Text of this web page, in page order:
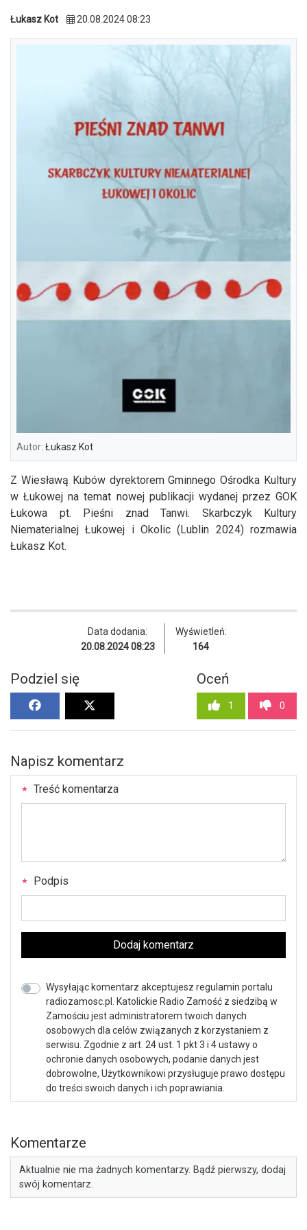
Łukasz Kot 20.08.2024 08:23
Autor: Łukasz Kot
Z Wiesławą Kubów dyrektorem Gminnego Ośrodka Kultury
w Łukowej na temat nowej publikacji wydanej przez GOK
Łukowa pt. Pieśni znad Tanwi. Skarbczyk Kultury
Niematerialnej Łukowej i Okolic (Lublin 2024) rozmawia
Łukasz Kot.
Data dodania:
20.08.2024 08:23
Wyświetleń:
164
Podziel się Oceń
1 0
Napisz komentarz
Treść komentarza
Podpis
Dodaj komentarz
Wysyłając komentarz akceptujesz regulamin portalu
radiozamosc.pl. Katolickie Radio Zamość z siedzibą w
Zamościu jest administratorem twoich danych
osobowych dla celów związanych z korzystaniem z
serwisu. Zgodnie z art. 24 ust. 1 pkt 3 i 4 ustawy o
ochronie danych osobowych, podanie danych jest
dobrowolne, Użytkownikowi przysługuje prawo dostępu
do treści swoich danych i ich poprawiania.
Komentarze
Aktualnie nie ma żadnych komentarzy. Bądź pierwszy, dodaj
swój komentarz.